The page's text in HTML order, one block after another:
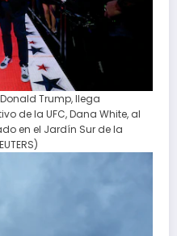
Trump, llega
de la UFC, Dana White, al
en el Jardín Sur de la